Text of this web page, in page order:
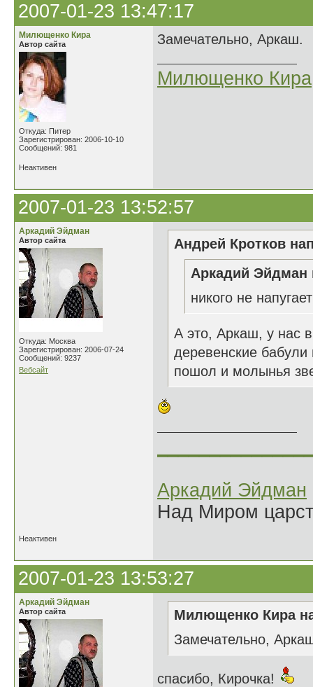
2007-01-23 13:47:17
Милющенко Кира
Автор сайта
Откуда: Питер
Зарегистрирован: 2006-10-10
Сообщений: 981
Замечательно, Аркаш.
Милющенко Кира
Неактивен
2007-01-23 13:52:57
Аркадий Эйдман
Автор сайта
Откуда: Москва
Зарегистрирован: 2006-07-24
Сообщений: 9237
Вебсайт
Андрей Кротков
Аркадий Эйдман
никого не
А это, Аркаш, у нас
деревенские
пошол и молынья
Аркадий Эйдман
Над Миром
Неактивен
2007-01-23 13:53:27
Аркадий Эйдман
Автор сайта
Милющенко Кира
Замечательно,
спасибо, Кирочка!